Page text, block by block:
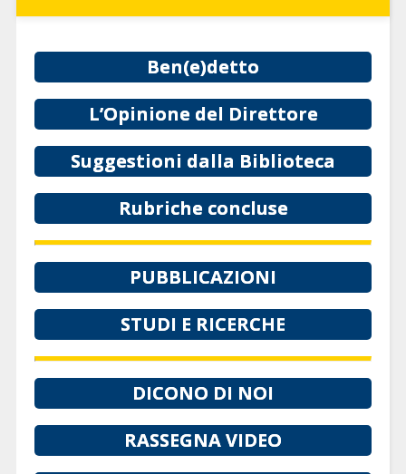
Ben(e)detto
L’Opinione del Direttore
Suggestioni dalla Biblioteca
Rubriche concluse
PUBBLICAZIONI
STUDI E RICERCHE
DICONO DI NOI
RASSEGNA VIDEO